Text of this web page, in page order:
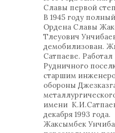
Славы первой
В 1945 году
Ордена Славы
Тлеуович
демобилизован.
Сатпаеве.
Рудничного
старшим
обороны
имени
декабря 1993 года.
Жаксымбек